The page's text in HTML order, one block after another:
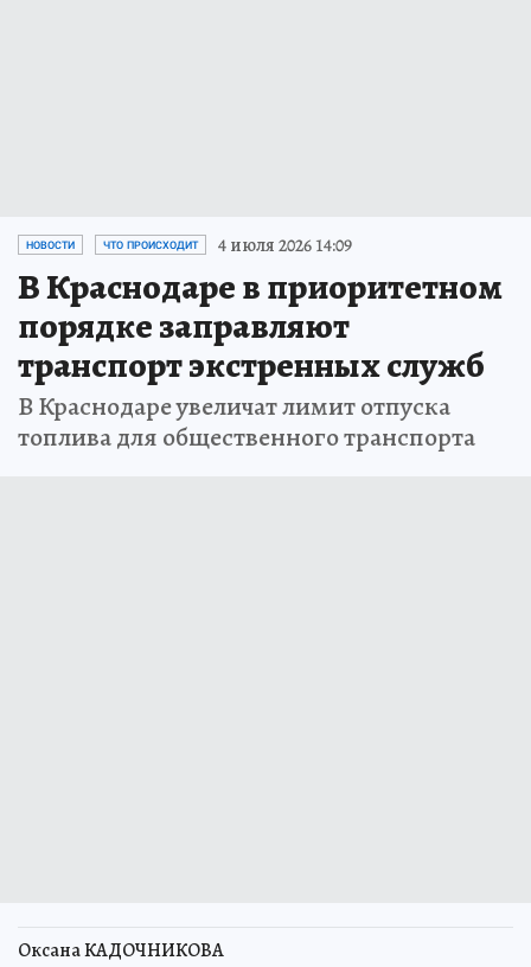
НОВОСТИ ЧТО ПРОИСХОДИТ 4 июля 2026 14:09
В Краснодаре в приоритетном
порядке заправляют
транспорт экстренных служб
В Краснодаре увеличат лимит отпуска
топлива для общественного транспорта
Оксана КАДОЧНИКОВА